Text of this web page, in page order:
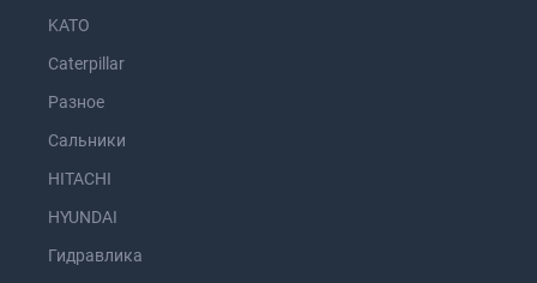
KATO
Caterpillar
Разное
Сальники
HITACHI
HYUNDAI
Гидравлика